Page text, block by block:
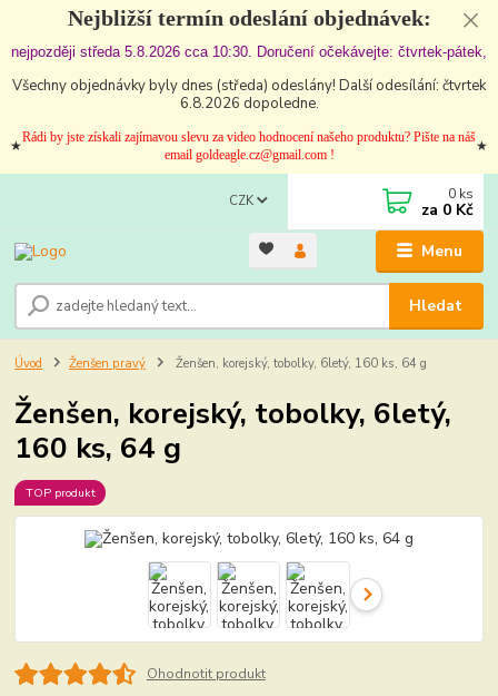
Nejbližší termín odeslání objednávek:
nejpozději středa 5.8.2026 cca 10:30. Doručení očekávejte: čtvrtek-pátek,
Všechny objednávky byly dnes (středa) odeslány! Další odesílání: čtvrtek
6.8.2026 dopoledne.
★Rádi by jste získali zajímavou slevu za video hodnocení našeho produktu? Pište na náš
email goldeagle.cz@gmail.com !
★
Menu
CZK
Hledat
0 ks
za 0 Kč
Úvod Ženšen pravý Ženšen, korejský, tobolky, 6letý, 160 ks, 64 g
Ženšen, korejský, tobolky, 6letý,
160 ks, 64 g
TOP produkt
Ohodnotit produkt